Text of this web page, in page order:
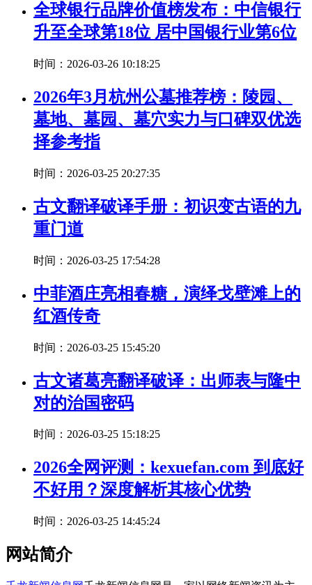
全球银行品牌价值榜发布：中信银行
升至全球第18位 居中国银行业第6位
时间：2026-03-26 10:18:25
2026年3月杭州公墓推荐榜：陵园、
墓地、墓园、墓穴实力与口碑双优选
择参考指
时间：2026-03-25 20:27:35
古文翻译破译手册：初识变古语的九
重门道
时间：2026-03-25 17:54:28
中菲酒庄亮相春糖，演绎戈壁滩上的
红酒传奇
时间：2026-03-25 15:45:20
古文诸葛亮翻译破译：出师表与隆中
对的治国密码
时间：2026-03-25 15:18:25
2026全网评测：kexuefan.com 到底好
不好用？深度解析其核心优势
时间：2026-03-25 14:45:24
网站简介